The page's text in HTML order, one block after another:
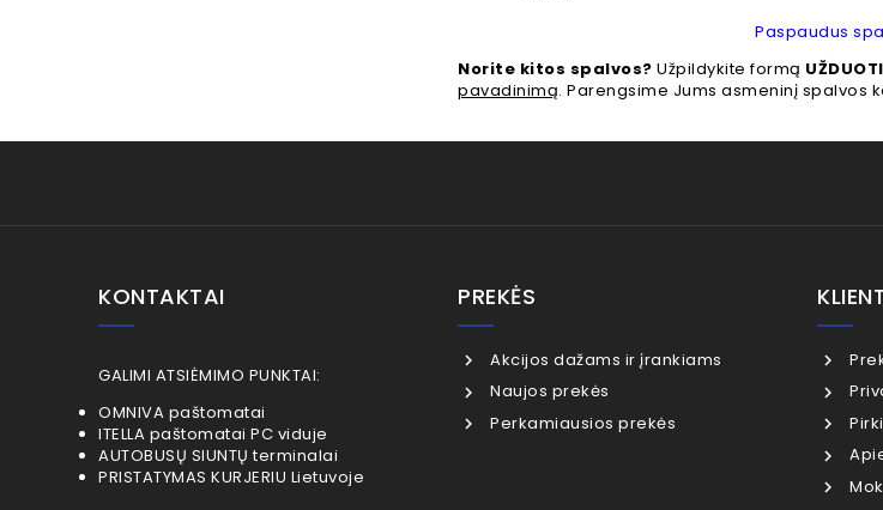
Paspaudus
Norite kitos spalvos? Užpildykite formą
pavadinimą. Parengsime Jums asmeninį spalvos
KONTAKTAI
GALIMI ATSIĖMIMO PUNKTAI:
OMNIVA paštomatai
ITELLA paštomatai PC viduje
AUTOBUSŲ SIUNTŲ terminalai
PRISTATYMAS KURJERIU Lietuvoje
PREKĖS
Akcijos dažams ir įrankiams
Naujos prekės
Perkamiausios prekės